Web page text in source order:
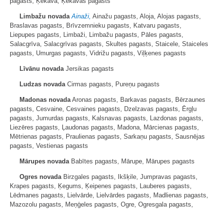
Limbažu novada Ainaži, Ainažu pagasts, Aloja, Alojas pagasts,
Braslavas pagasts, Brīvzemnieku pagasts, Katvaru pagasts,
Liepupes pagasts, Limbaži, Limbažu pagasts, Pāles pagasts,
Salacgrīva, Salacgrīvas pagasts, Skultes pagasts, Staicele, Staiceles
pagasts, Umurgas pagasts, Vidrižu pagasts, Viļķenes pagasts
Līvānu novada Jersikas pagasts
Ludzas novada Cirmas pagasts, Pureņu pagasts
Madonas novada Aronas pagasts, Barkavas pagasts, Bērzaunes
pagasts, Cesvaine, Cesvaines pagasts, Dzelzavas pagasts, Ērgļu
pagasts, Jumurdas pagasts, Kalsnavas pagasts, Lazdonas pagasts,
Liezēres pagasts, Ļaudonas pagasts, Madona, Mārcienas pagasts,
Mētrienas pagasts, Praulienas pagasts, Sarkaņu pagasts, Sausnējas
pagasts, Vestienas pagasts
Mārupes novada Babītes pagasts, Mārupe, Mārupes pagasts
Ogres novada Birzgales pagasts, Ikšķile, Jumpravas pagasts,
Krapes pagasts, Ķegums, Ķeipenes pagasts, Lauberes pagasts,
Lēdmanes pagasts, Lielvārde, Lielvārdes pagasts, Madlienas pagasts,
Mazozolu pagasts, Meņģeles pagasts, Ogre, Ogresgala pagasts,